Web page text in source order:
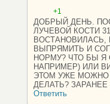
+1
ДОБРЫЙ ДЕНЬ.
ЛУЧЕВОЙ КОСТИ
ВЫПРЯМИТЬ И
НОРМУ? ЧТО БЫ
НАПРИМЕР) ИЛИ
ЭТОМ УЖЕ МОЖНО
ДЕЛАТЬ? ЗАРАНЕЕ
Ответить